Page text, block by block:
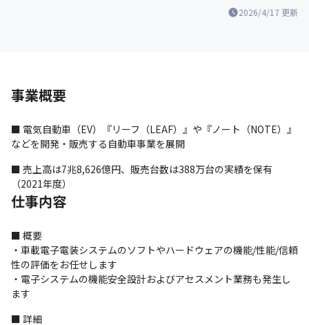
2026/4/17 更新
事業概要
■ 電気自動車（EV）『リーフ（LEAF）』や『ノート（NOTE）』
などを開発・販売する自動車事業を展開
■ 売上高は7兆8,626億円、販売台数は388万台の実績を保有
（2021年度）
仕事内容
■ 概要
・車載電子電装システムのソフトやハードウェアの機能/性能/信頼
性の評価をお任せします
・電子システムの機能安全設計およびアセスメント業務も発生し
ます
■ 詳細